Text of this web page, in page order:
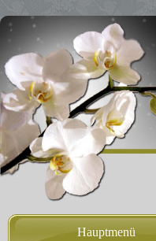
Hauptmenü